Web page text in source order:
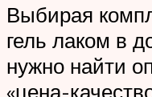
Выбирая
гель лаком в
нужно найти
«цена-